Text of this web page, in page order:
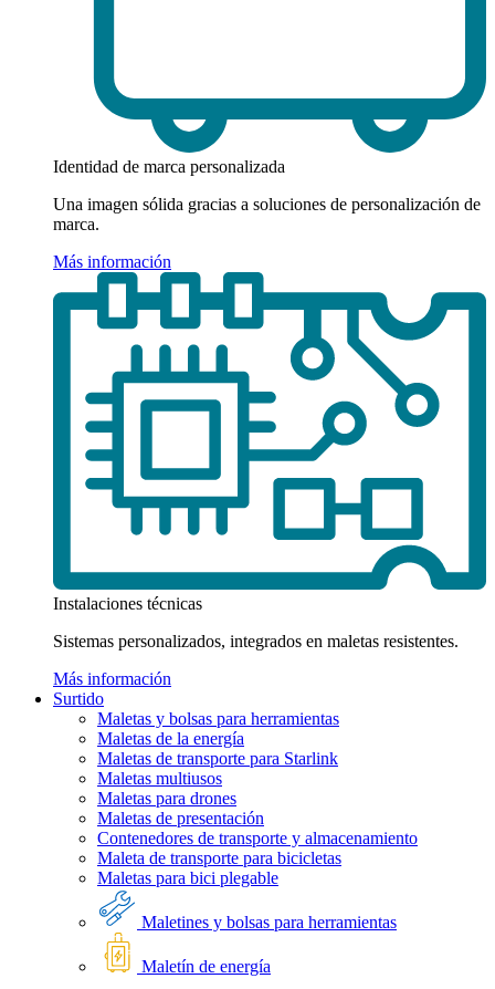
Identidad de marca personalizada
Una imagen sólida gracias a soluciones de personalización de
marca.
Más información
Instalaciones técnicas
Sistemas personalizados, integrados en maletas resistentes.
Más información
Surtido
Maletas y bolsas para herramientas
Maletas de la energía
Maletas de transporte para Starlink
Maletas multiusos
Maletas para drones
Maletas de presentación
Contenedores de transporte y almacenamiento
Maleta de transporte para bicicletas
Maletas para bici plegable
Maletines y bolsas para herramientas
Maletín de energía